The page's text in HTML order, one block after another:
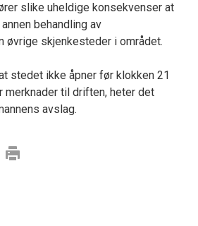
slike uheldige konsekvenser at
behandling av
øvrige skjenkesteder i området.
stedet ikke åpner før klokken 21
merknader til driften, heter det
avslag.